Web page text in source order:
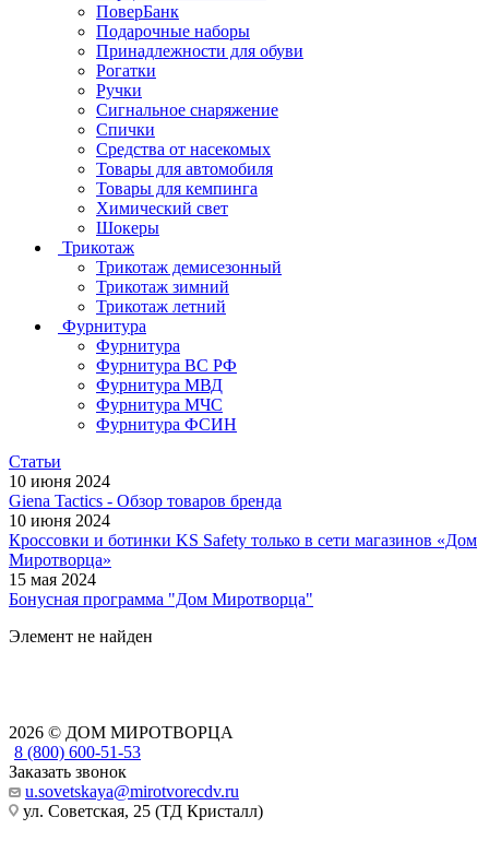
ПоверБанк
Подарочные наборы
Принадлежности для обуви
Рогатки
Ручки
Сигнальное снаряжение
Спички
Средства от насекомых
Товары для автомобиля
Товары для кемпинга
Химический свет
Шокеры
Трикотаж
Трикотаж демисезонный
Трикотаж зимний
Трикотаж летний
Фурнитура
Фурнитура
Фурнитура ВС РФ
Фурнитура МВД
Фурнитура МЧС
Фурнитура ФСИН
Статьи
10 июня 2024
Giena Tactics - Обзор товаров бренда
10 июня 2024
Кроссовки и ботинки KS Safety только в сети магазинов «Дом
Миротворца»
15 мая 2024
Бонусная программа "Дом Миротворца"
Элемент не найден
2026 © ДОМ МИРОТВОРЦА
8 (800) 600-51-53
Заказать звонок
u.sovetskaya@mirotvorecdv.ru
ул. Советская, 25 (ТД Кристалл)